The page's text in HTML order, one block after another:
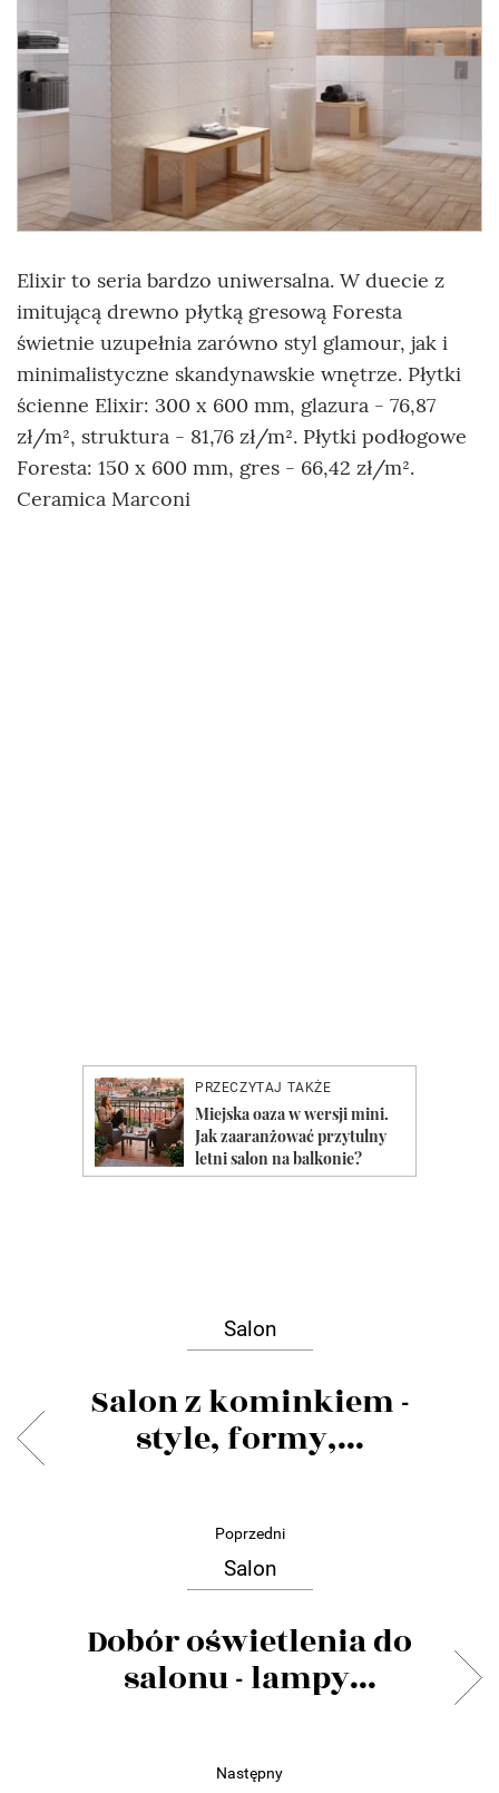
Elixir to seria bardzo uniwersalna. W duecie z
imitującą drewno płytką gresową Foresta
świetnie uzupełnia zarówno styl glamour, jak i
minimalistyczne skandynawskie wnętrze. Płytki
ścienne Elixir: 300 x 600 mm, glazura - 76,87
zł/m², struktura - 81,76 zł/m². Płytki podłogowe
Foresta: 150 x 600 mm, gres - 66,42 zł/m².
Ceramica Marconi
Salon
Salon z kominkiem -
style, formy,...
Poprzedni
Salon
Dobór oświetlenia do
salonu - lampy...
Następny